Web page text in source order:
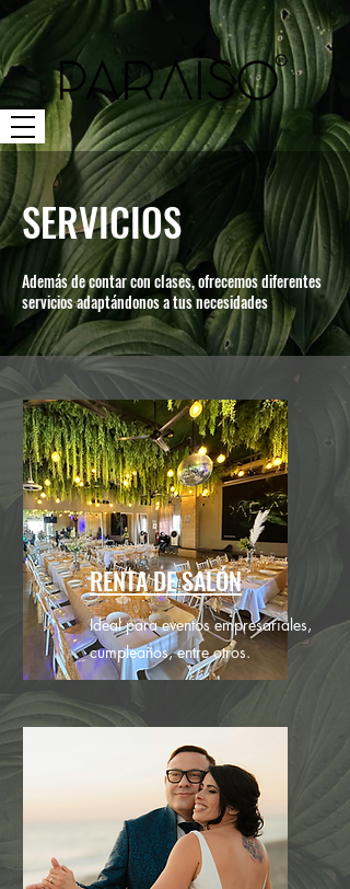
SERVICIOS
Además de contar con clases, ofrecemos diferentes
servicios adaptándonos a tus necesidades
RENTA DE SALÓN
Ideal para eventos empresariales,
cumpleaños, entre otros.